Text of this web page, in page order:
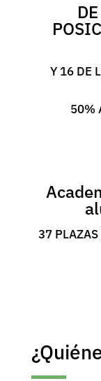
Y 16 DE
50%
37